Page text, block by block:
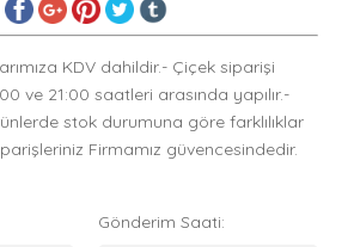
KDV dahildir.- Çiçek siparişi
ve 21:00 saatleri arasında yapılır.-
stok durumuna göre farklılıklar
Firmamız güvencesindedir.
Gönderim Saati: